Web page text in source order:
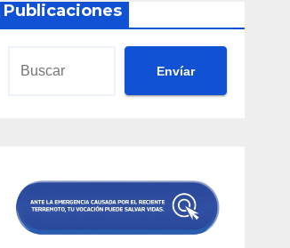
Publicaciones
Envíar